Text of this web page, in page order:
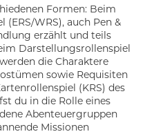
Formen: Beim
WRS), auch Pen &
erzählt und teils
Darstellungsrollenspiel
die Charaktere
sowie Requisiten
(KRS) des
du in die Rolle eines
Abenteuergruppen
Missionen